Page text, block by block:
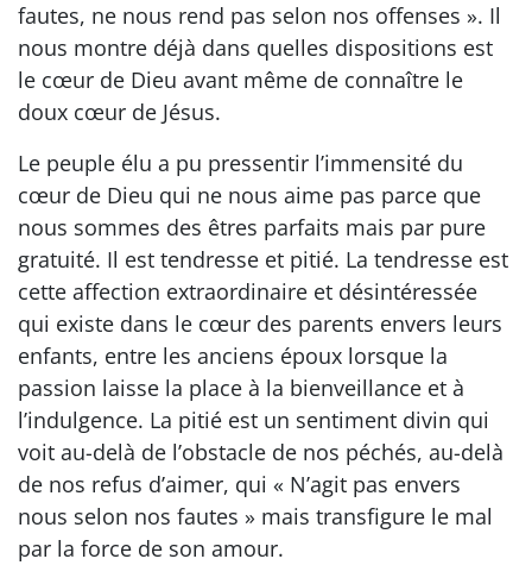
fautes, ne nous rend pas selon nos offenses ». Il
nous montre déjà dans quelles dispositions est
le cœur de Dieu avant même de connaître le
doux cœur de Jésus.
Le peuple élu a pu pressentir l’immensité du
cœur de Dieu qui ne nous aime pas parce que
nous sommes des êtres parfaits mais par pure
gratuité. Il est tendresse et pitié. La tendresse est
cette affection extraordinaire et désintéressée
qui existe dans le cœur des parents envers leurs
enfants, entre les anciens époux lorsque la
passion laisse la place à la bienveillance et à
l’indulgence. La pitié est un sentiment divin qui
voit au-delà de l’obstacle de nos péchés, au-delà
de nos refus d’aimer, qui « N’agit pas envers
nous selon nos fautes » mais transfigure le mal
par la force de son amour.